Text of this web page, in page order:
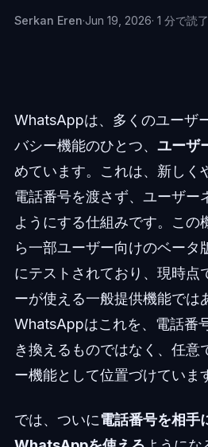
Serkan Eren·Jun 19, 2026· 1 分で読了
WhatsAppは、多くのユーザ
バシー機能のひとつ、 ユーザ
めています。これは、新しく
電話番号を渡さず、ユーザー
ようにする仕組みです。こ
ら一部ユーザー向けのベータ
にテストされており、現時点
ーが使える一般提供機能では
WhatsAppはこれを、電話番
き換えるものではなく、任意
ー機能として位置づけていま
では、ついに電話番号を相手